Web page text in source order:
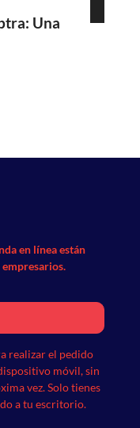
Una
en línea están
realizar el pedido
móvil, sin
vez.Solo tienes
a tu escritorio.